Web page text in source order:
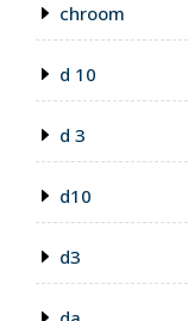
chroom
d 10
d 3
d10
d3